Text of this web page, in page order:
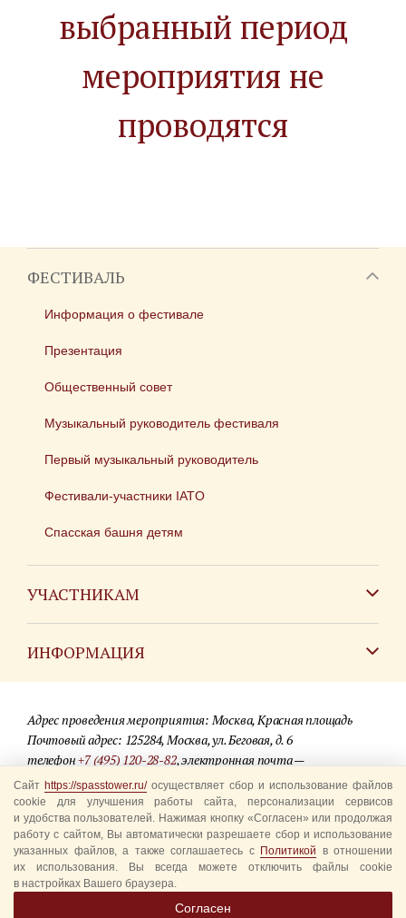
выбранный период
мероприятия не
проводятся
ФЕСТИВАЛЬ
Информация о фестивале
Презентация
Общественный совет
Музыкальный руководитель фестиваля
Первый музыкальный руководитель
Фестивали-участники IATO
Спасская башня детям
УЧАСТНИКАМ
ИНФОРМАЦИЯ
Для СМИ
Где купить билеты
Акции
Вопрос-ответ
Правила посещения
Уполномоченные представители
Адрес проведения мероприятия: Москва, Красная площадь
Почтовый адрес: 125284, Москва, ул. Беговая, д. 6
телефон+7 (495) 120-28-82, электронная почта —
info@spasstower.ru
© 2009-2025 Официальный сайт фестиваля «Спасская башня»
Разработка сайта —студия «Сибирикс»
Сайт https://spasstower.ru/осуществляет сбор и использование файлов
cookie для улучшения работы сайта, персонализации сервисов
и удобства пользователей. Нажимая кнопку «Согласен» или продолжая
работу с сайтом, Вы автоматически разрешаете сбор и использование
указанных файлов, а также соглашаетесь с Политикой в отношении
их использования. Вы всегда можете отключить файлы cookie
в настройках Вашего браузера.
Согласен